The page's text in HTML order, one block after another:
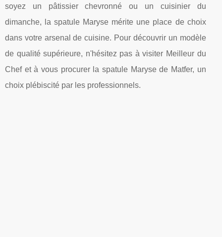
soyez un pâtissier chevronné ou un cuisinier du
dimanche, la spatule Maryse mérite une place de choix
dans votre arsenal de cuisine. Pour découvrir un modèle
de qualité supérieure, n'hésitez pas à visiter Meilleur du
Chef et à vous procurer la spatule Maryse de Matfer, un
choix plébiscité par les professionnels.